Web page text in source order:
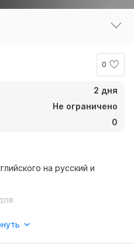
0
2 дня
Не ограничено
0
на русский и
перевода, максимально